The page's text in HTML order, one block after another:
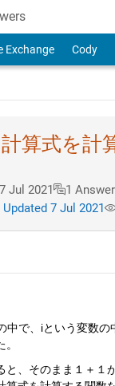
Exchange Cody
算式を計
7 Jul 2021
1 Answer
Updated 7 Jul 2021
中で、iという変数の
と、そのまま１＋１